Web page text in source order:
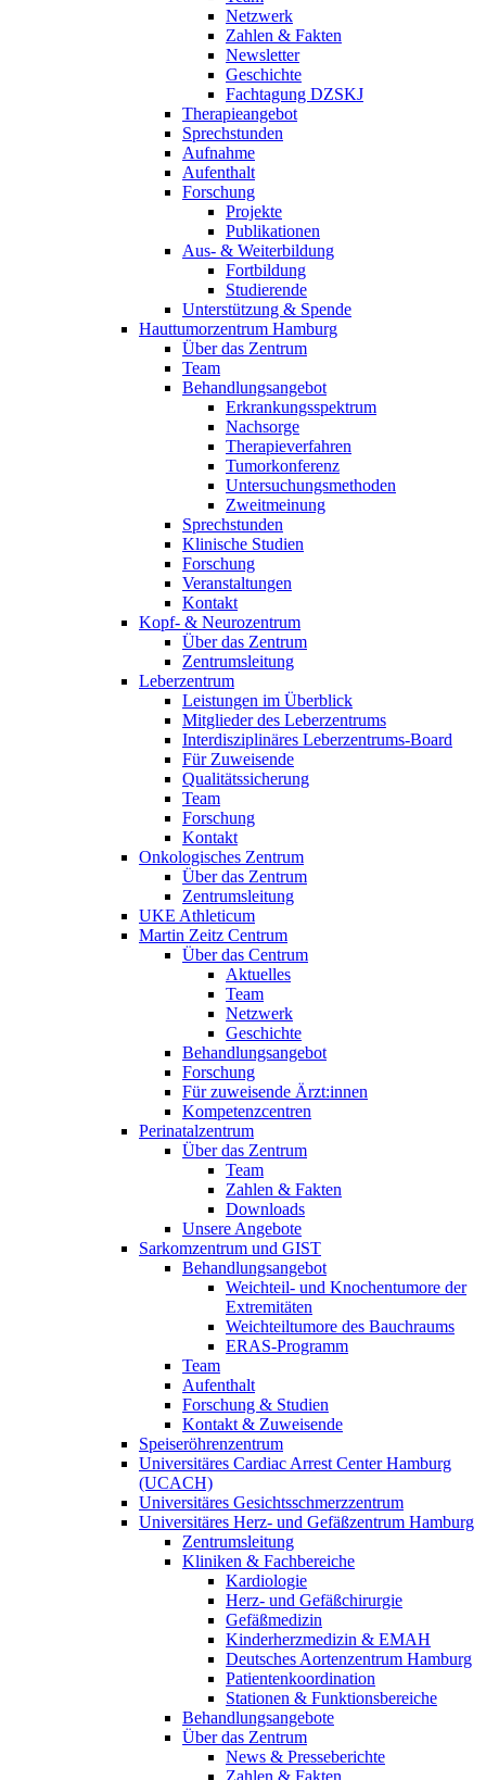
Netzwerk
Zahlen & Fakten
Newsletter
Geschichte
Fachtagung DZSKJ
Therapieangebot
Sprechstunden
Aufnahme
Aufenthalt
Forschung
Projekte
Publikationen
Aus- & Weiterbildung
Fortbildung
Studierende
Unterstützung & Spende
Hauttumorzentrum Hamburg
Über das Zentrum
Team
Behandlungsangebot
Erkrankungsspektrum
Nachsorge
Therapieverfahren
Tumorkonferenz
Untersuchungsmethoden
Zweitmeinung
Sprechstunden
Klinische Studien
Forschung
Veranstaltungen
Kontakt
Kopf- & Neurozentrum
Über das Zentrum
Zentrumsleitung
Leberzentrum
Leistungen im Überblick
Mitglieder des Leberzentrums
Interdisziplinäres Leberzentrums-Board
Für Zuweisende
Qualitätssicherung
Team
Forschung
Kontakt
Onkologisches Zentrum
Über das Zentrum
Zentrumsleitung
UKE Athleticum
Martin Zeitz Centrum
Über das Centrum
Aktuelles
Team
Netzwerk
Geschichte
Behandlungsangebot
Forschung
Für zuweisende Ärzt:innen
Kompetenzcentren
Perinatalzentrum
Über das Zentrum
Team
Zahlen & Fakten
Downloads
Unsere Angebote
Sarkomzentrum und GIST
Behandlungsangebot
Weichteil- und Knochentumore der
Extremitäten
Weichteiltumore des Bauchraums
ERAS-Programm
Team
Aufenthalt
Forschung & Studien
Kontakt & Zuweisende
Speiseröhrenzentrum
Universitäres Cardiac Arrest Center Hamburg
(UCACH)
Universitäres Gesichtsschmerzzentrum
Universitäres Herz- und Gefäßzentrum Hamburg
Zentrumsleitung
Kliniken & Fachbereiche
Kardiologie
Herz- und Gefäßchirurgie
Gefäßmedizin
Kinderherzmedizin & EMAH
Deutsches Aortenzentrum Hamburg
Patientenkoordination
Stationen & Funktionsbereiche
Behandlungsangebote
Über das Zentrum
News & Presseberichte
Zahlen & Fakten